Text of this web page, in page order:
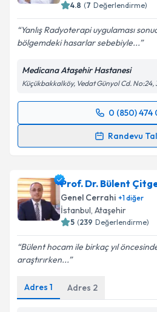
4.8 (7 Değerlendirme)
Yanlış Radyoterapi uygulaması
bölgemdeki hasarlar sebebiyle...
Medicana Ataşehir Hastanesi
Küçükbakkalköy, Vedat Günyol Cd. No:24,
0 (850) 474
Randevu
Randevu Takvimi Talebi
takvim hazırlandığında e-
E-posta Adresiniz
kapsamda işlenmesini
Prof. Dr. Bülent
Genel Cerrahi +1diğer
İstanbul, Ataşehir
5 (239 Değerlendirme)
Bülent hocam ile birkaç yıl
araştırırken...
Adres 1 Adres 2